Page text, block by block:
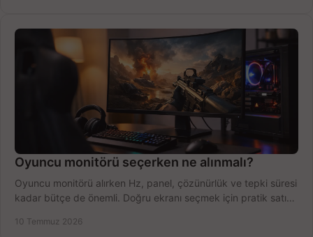
Oyuncu monitörü seçerken ne alınmalı?
Oyuncu monitörü alırken Hz, panel, çözünürlük ve tepki süresi
kadar bütçe de önemli. Doğru ekranı seçmek için pratik satın
10 Temmuz 2026